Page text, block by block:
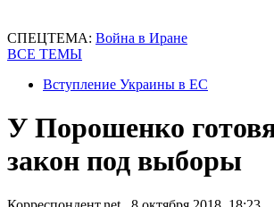
СПЕЦТЕМА: Война в Иране
ВСЕ ТЕМЫ
Вступление Украины в ЕС
У Порошенко
закон под выборы